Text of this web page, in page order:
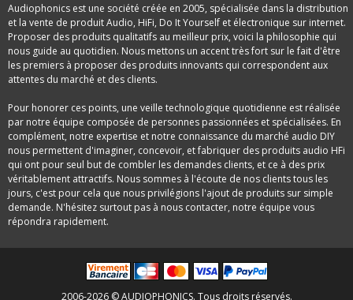
Audiophonics est une société créée en 2005, spécialisée dans la distribution
et la vente de produit Audio, HiFi, Do It Yourself et électronique sur internet.
Proposer des produits qualitatifs au meilleur prix, voici la philosophie qui
nous guide au quotidien. Nous mettons un accent très fort sur le fait d'être
les premiers à proposer des produits innovants qui correspondent aux
attentes du marché et des clients.
Pour honorer ces points, une veille technologique quotidienne est réalisée
par notre équipe composée de personnes passionnées et spécialisées. En
complément, notre expertise et notre connaissance du marché audio DIY
nous permettent d'imaginer, concevoir, et fabriquer des produits audio HFi
qui ont pour seul but de combler les demandes clients, et ce à des prix
véritablement attractifs. Nous sommes à l'écoute de nos clients tous les
jours, c'est pour cela que nous privilégions l'ajout de produits sur simple
demande. N'hésitez surtout pas à nous contacter, notre équipe vous
répondra rapidement.
2006-2026 © AUDIOPHONICS. Tous droits réservés.